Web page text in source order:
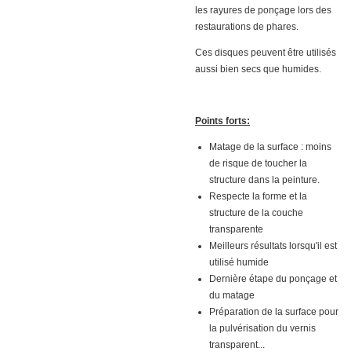
les rayures de ponçage lors des
restaurations de phares.
Ces disques peuvent être utilisés
aussi bien secs que humides.
Points forts:
Matage de la surface : moins
de risque de toucher la
structure dans la peinture.
Respecte la forme et la
structure de la couche
transparente
Meilleurs résultats lorsqu'il est
utilisé humide
Dernière étape du ponçage et
du matage
Préparation de la surface pour
la pulvérisation du vernis
transparent...